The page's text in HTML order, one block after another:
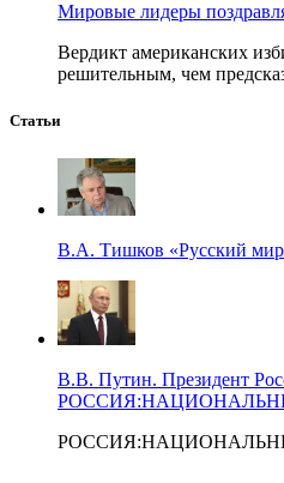
Мировые лидеры
Вердикт американских
решительным, чем
Статьи
В.А. Тишков «Русский
В.В. Путин. Президент